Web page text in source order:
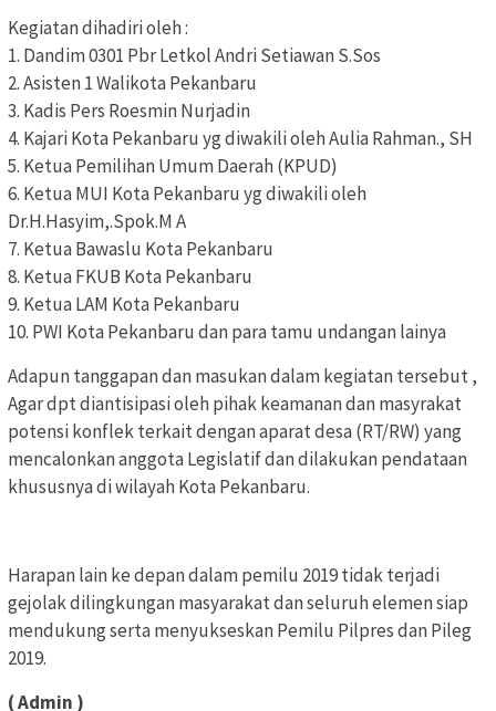
Kegiatan dihadiri oleh :
1. Dandim 0301 Pbr Letkol Andri Setiawan S.Sos
2. Asisten 1 Walikota Pekanbaru
3. Kadis Pers Roesmin Nurjadin
4. Kajari Kota Pekanbaru yg diwakili oleh Aulia Rahman., SH
5. Ketua Pemilihan Umum Daerah (KPUD)
6. Ketua MUI Kota Pekanbaru yg diwakili oleh
Dr.H.Hasyim,.Spok.M A
7. Ketua Bawaslu Kota Pekanbaru
8. Ketua FKUB Kota Pekanbaru
9. Ketua LAM Kota Pekanbaru
10. PWI Kota Pekanbaru dan para tamu undangan lainya
Adapun tanggapan dan masukan dalam kegiatan tersebut ,
Agar dpt diantisipasi oleh pihak keamanan dan masyrakat
potensi konflek terkait dengan aparat desa (RT/RW) yang
mencalonkan anggota Legislatif dan dilakukan pendataan
khususnya di wilayah Kota Pekanbaru.
Harapan lain ke depan dalam pemilu 2019 tidak terjadi
gejolak dilingkungan masyarakat dan seluruh elemen siap
mendukung serta menyukseskan Pemilu Pilpres dan Pileg
2019.
( Admin )